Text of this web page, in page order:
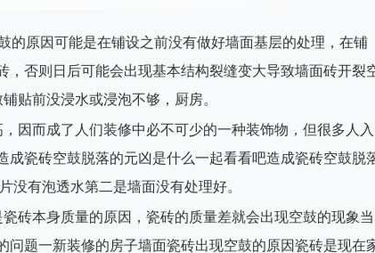
的原因可能是在铺设之前没有做好墙面基层的处理，在铺
否则日后可能会出现基本结构裂缝变大导致墙面砖开裂
贴前没浸水或浸泡不够，厨房。
因而成了人们装修中必不可少的一种装饰物，但很多人入
瓷砖空鼓脱落的元凶是什么一起看看吧造成瓷砖空鼓脱
没有泡透水第二是墙面没有处理好。
砖本身质量的原因，瓷砖的质量差就会出现空鼓的现象当
题一新装修的房子墙面瓷砖出现空鼓的原因瓷砖是现在